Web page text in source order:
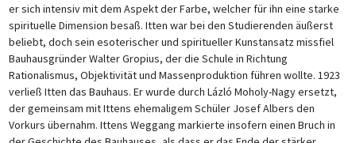
er sich intensiv mit dem Aspekt der Farbe, welcher für ihn eine starke
spirituelle Dimension besaß. Itten war bei den Studierenden äußerst
beliebt, doch sein esoterischer und spiritueller Kunstansatz missfiel
Bauhausgründer Walter Gropius, der die Schule in Richtung
Rationalismus, Objektivität und Massenproduktion führen wollte. 1923
verließ Itten das Bauhaus. Er wurde durch Lázló Moholy-Nagy ersetzt,
der gemeinsam mit Ittens ehemaligem Schüler Josef Albers den
Vorkurs übernahm. Ittens Weggang markierte insofern einen Bruch in